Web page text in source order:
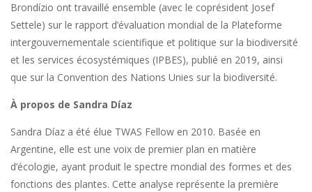
Brondízio ont travaillé ensemble (avec le coprésident Josef
Settele) sur le rapport d’évaluation mondial de la Plateforme
intergouvernementale scientifique et politique sur la biodiversité
et les services écosystémiques (IPBES), publié en 2019, ainsi
que sur la Convention des Nations Unies sur la biodiversité.
À propos de Sandra Díaz
Sandra Díaz a été élue TWAS Fellow en 2010. Basée en
Argentine, elle est une voix de premier plan en matière
d’écologie, ayant produit le spectre mondial des formes et des
fonctions des plantes. Cette analyse représente la première